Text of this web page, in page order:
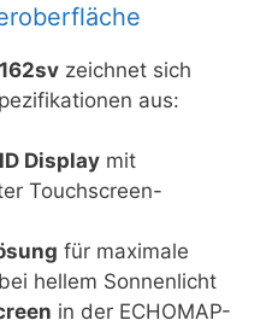
zeichnet sich
aus:
Display mit
Touchscreen-
für maximale
hellem Sonnenlicht
in der ECHOMAP-